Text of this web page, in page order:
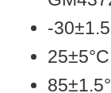
-